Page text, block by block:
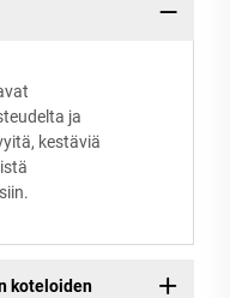
ja
kestäviä
koteloiden